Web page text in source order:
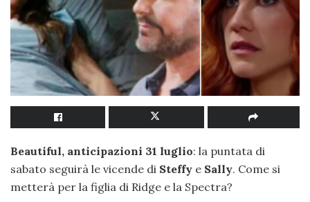
Beautiful, anticipazioni 31 luglio: la puntata di
sabato seguirà le vicende di Steffy e Sally. Come si
metterà per la figlia di Ridge e la Spectra?